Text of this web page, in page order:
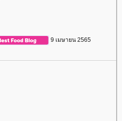
9 เมษายน 2565